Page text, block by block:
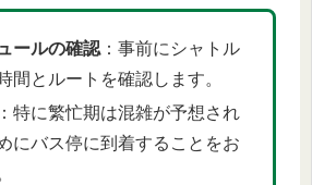
ールの確認：事前にシャトル
間とルートを確認します。
特に繁忙期は混雑が予想され
にバス停に到着することをお